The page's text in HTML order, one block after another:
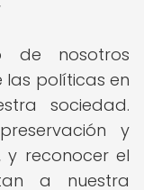
de nosotros
las políticas en
sociedad.
y
y reconocer el
a nuestra